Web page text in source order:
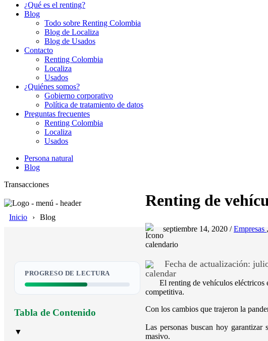
¿Qué es el renting?
Blog
Todo sobre Renting Colombia
Blog de Localiza
Blog de Usados
Contacto
Renting Colombia
Localiza
Usados
¿Quiénes somos?
Gobierno corporativo
Política de tratamiento de datos
Preguntas frecuentes
Renting Colombia
Localiza
Usados
Persona natural
Blog
Transacciones
Inicio Blog
PROGRESO DE LECTURA
Tabla de Contenido
▼
Renting de
septiembre 14, 2020 /Empresas ,
Fecha de actualización:
El renting de vehículos eléctricos
competitiva.
Con los cambios que trajeron la
Las personas buscan hoy
masivo.